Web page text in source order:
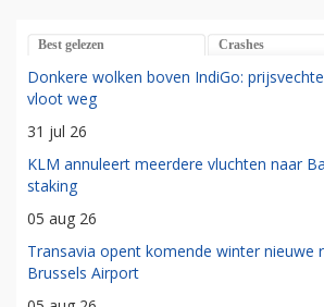
Best gelezen Crashes
Donkere wolken boven IndiGo:
vloot weg
31 jul 26
KLM annuleert meerdere vluchten naar
staking
05 aug 26
Transavia opent komende winter nieuwe
Brussels Airport